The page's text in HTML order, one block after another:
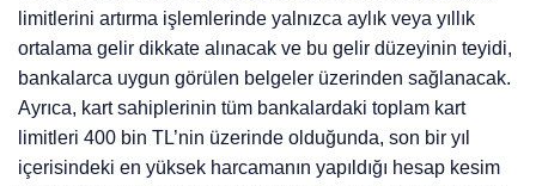
limitlerini artırma işlemlerinde yalnızca aylık veya yıllık
ortalama gelir dikkate alınacak ve bu gelir düzeyinin teyidi,
bankalarca uygun görülen belgeler üzerinden sağlanacak.
Ayrıca, kart sahiplerinin tüm bankalardaki toplam kart
limitleri 400 bin TL’nin üzerinde olduğunda, son bir yıl
içerisindeki en yüksek harcamanın yapıldığı hesap kesim